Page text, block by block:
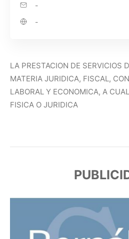
-
-
LA PRESTACION DE SERVICIOS
MATERIA JURIDICA, FISCAL,
LABORAL Y ECONOMICA, A
FISICA O JURIDICA